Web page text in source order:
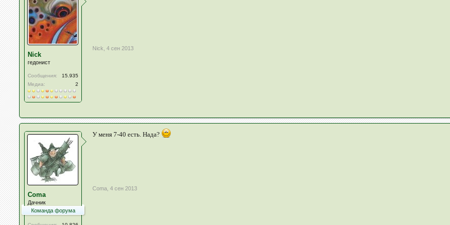
Nick
гедонист
Сообщения:
15.935
Медиа:
2
Nick 4 сен 2013
Coma
Дачник
Команда форума
У меня 7-40 есть. Нада?
Coma 4 сен 2013